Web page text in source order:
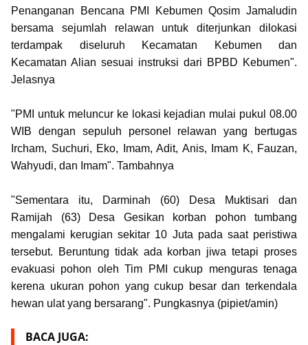
Penanganan Bencana PMI Kebumen Qosim Jamaludin
bersama sejumlah relawan untuk diterjunkan dilokasi
terdampak diseluruh Kecamatan Kebumen dan
Kecamatan Alian sesuai instruksi dari BPBD Kebumen".
Jelasnya
"PMI untuk meluncur ke lokasi kejadian mulai pukul 08.00
WIB dengan sepuluh personel relawan yang bertugas
Ircham, Suchuri, Eko, Imam, Adit, Anis, Imam K, Fauzan,
Wahyudi, dan Imam". Tambahnya
"Sementara itu, Darminah (60) Desa Muktisari dan
Ramijah (63) Desa Gesikan korban pohon tumbang
mengalami kerugian sekitar 10 Juta pada saat peristiwa
tersebut. Beruntung tidak ada korban jiwa tetapi proses
evakuasi pohon oleh Tim PMI cukup menguras tenaga
kerena ukuran pohon yang cukup besar dan terkendala
hewan ulat yang bersarang". Pungkasnya (pipiet/amin)
BACA JUGA: